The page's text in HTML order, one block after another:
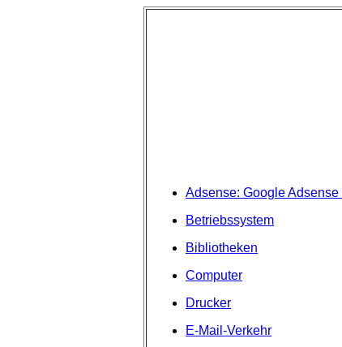
Adsense: Google Adsense
Betriebssystem
Bibliotheken
Computer
Drucker
E-Mail-Verkehr